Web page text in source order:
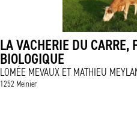
LA VACHERIE DU CARRE,
BIOLOGIQUE
LOMÉE MEVAUX ET MATHIEU
1252 Meinier